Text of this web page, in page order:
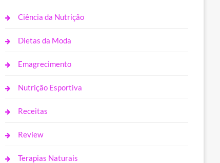
Ciência da Nutrição
Dietas da Moda
Emagrecimento
Nutrição Esportiva
Receitas
Review
Terapias Naturais